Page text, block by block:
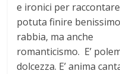
e ironici per
potuta finire
rabbia, ma anche
romanticismo. E’
dolcezza. E’ anima